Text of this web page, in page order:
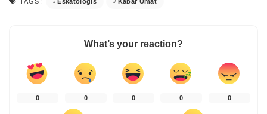
What’s your reaction?
0 0 0 0 0